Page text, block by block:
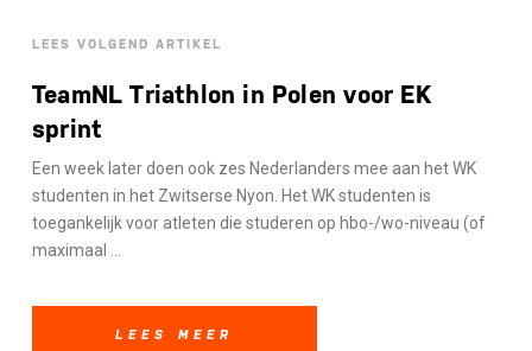
LEES VOLGEND ARTIKEL
TeamNL Triathlon in Polen voor EK
sprint
Een week later doen ook zes Nederlanders mee aan het WK
studenten in het Zwitserse Nyon. Het WK studenten is
toegankelijk voor atleten die studeren op hbo-/wo-niveau (of
maximaal ...
LEES MEER